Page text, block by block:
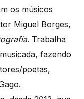
os músicos
Miguel Borges,
. Trabalha
fazendo
poetas,